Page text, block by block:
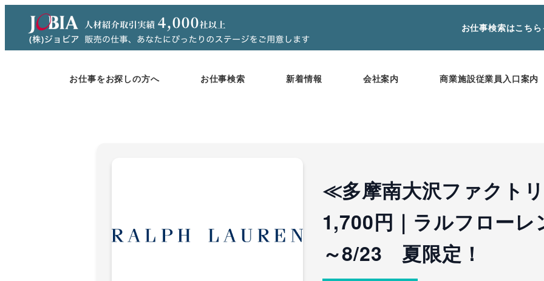
お仕事検索はこち
お仕事をお探しの方へ お仕事検索 新着情報 会社案内 商業施設従業員入口案内
≪多摩南大沢ファクト
1,700円｜ラルフロー
～8/23 夏限定！